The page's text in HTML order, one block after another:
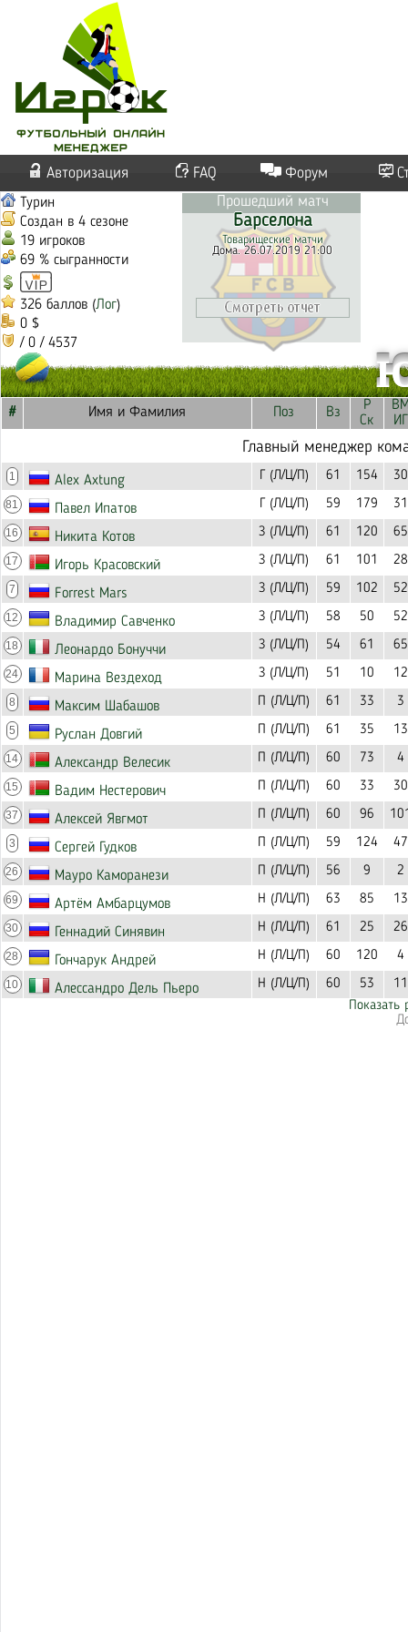
Авторизация FAQ Форум
Турин
Создан в 4 сезоне
19 игроков
69 % сыгранности
326 баллов (Лог)
0 $
/ 0 / 4537
Прошедший матч
Барселона
Товарищеские матчи
Дома. 26.07.2019 21:00
# Имя и Фамилия Поз Вз
Р
Ск
ИГ
Главный менеджер
1 Alex Axtung Г (Л/Ц/П) 61 154 30
81 Павел Ипатов Г (Л/Ц/П) 59 179 31
16 Никита Котов З (Л/Ц/П) 61 120 65
17 Игорь Красовский З (Л/Ц/П) 61 101 28
7 Forrest Mars З (Л/Ц/П) 59 102 52
12 Владимир Савченко З (Л/Ц/П) 58 50 52
18 Леонардо Бонуччи З (Л/Ц/П) 54 61 65
24 Марина Вездеход З (Л/Ц/П) 51 10 12
8 Максим Шабашов П (Л/Ц/П) 61 33 3
5 Руслан Довгий П (Л/Ц/П) 61 35 13
14 Александр Велесик П (Л/Ц/П) 60 73 4
15 Вадим Нестерович П (Л/Ц/П) 60 33 30
37 Алексей Явгмот П (Л/Ц/П) 60 96
3 Сергей Гудков П (Л/Ц/П) 59 124 47
26 Мауро Каморанези П (Л/Ц/П) 56 9 2
69 Артём Амбарцумов Н (Л/Ц/П) 63 85 13
30 Геннадий Синявин Н (Л/Ц/П) 61 25 26
28 Гончарук Андрей Н (Л/Ц/П) 60 120 4
10 Алессандро Дель Пьеро Н (Л/Ц/П) 60 53
11
Показать